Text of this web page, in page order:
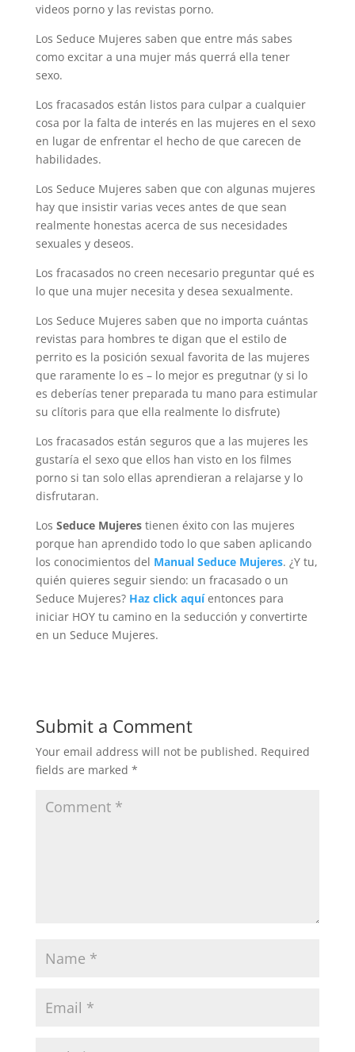
videos porno y las revistas porno.
Los Seduce Mujeres saben que entre más sabes
como excitar a una mujer más querrá ella tener
sexo.
Los fracasados están listos para culpar a cualquier
cosa por la falta de interés en las mujeres en el sexo
en lugar de enfrentar el hecho de que carecen de
habilidades.
Los Seduce Mujeres saben que con algunas mujeres
hay que insistir varias veces antes de que sean
realmente honestas acerca de sus necesidades
sexuales y deseos.
Los fracasados no creen necesario preguntar qué es
lo que una mujer necesita y desea sexualmente.
Los Seduce Mujeres saben que no importa cuántas
revistas para hombres te digan que el estilo de
perrito es la posición sexual favorita de las mujeres
que raramente lo es – lo mejor es pregutnar (y si lo
es deberías tener preparada tu mano para estimular
su clítoris para que ella realmente lo disfrute)
Los fracasados están seguros que a las mujeres les
gustaría el sexo que ellos han visto en los filmes
porno si tan solo ellas aprendieran a relajarse y lo
disfrutaran.
Los Seduce Mujerestienen éxito con las mujeres
porque han aprendido todo lo que saben aplicando
los conocimientos del Manual Seduce Mujeres. ¿Y tu,
quién quieres seguir siendo: un fracasado o un
Seduce Mujeres? Haz click aquíentonces para
iniciar HOY tu camino en la seducción y convertirte
en un Seduce Mujeres.
Submit a Comment
Your email address will not be published. Required
fields are marked *